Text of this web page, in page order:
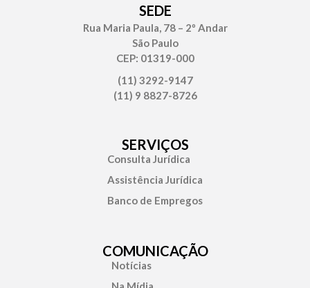
SEDE
Rua Maria Paula, 78 – 2º Andar
São Paulo
CEP: 01319-000
(11) 3292-9147
(11) 9 8827-8726
SERVIÇOS
Consulta Jurídica
Assistência Jurídica
Banco de Empregos
COMUNICAÇÃO
Notícias